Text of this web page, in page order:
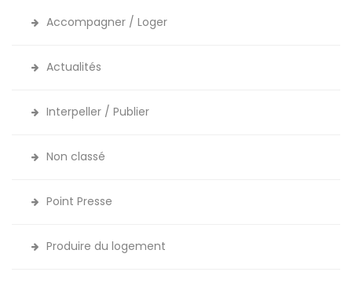
Accompagner / Loger
Actualités
Interpeller / Publier
Non classé
Point Presse
Produire du logement